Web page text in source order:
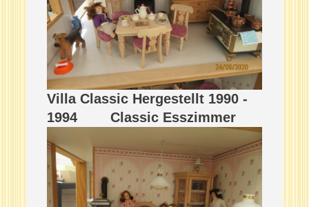
Villa Classic Hergestellt 1990 -
1994 Classic Esszimmer